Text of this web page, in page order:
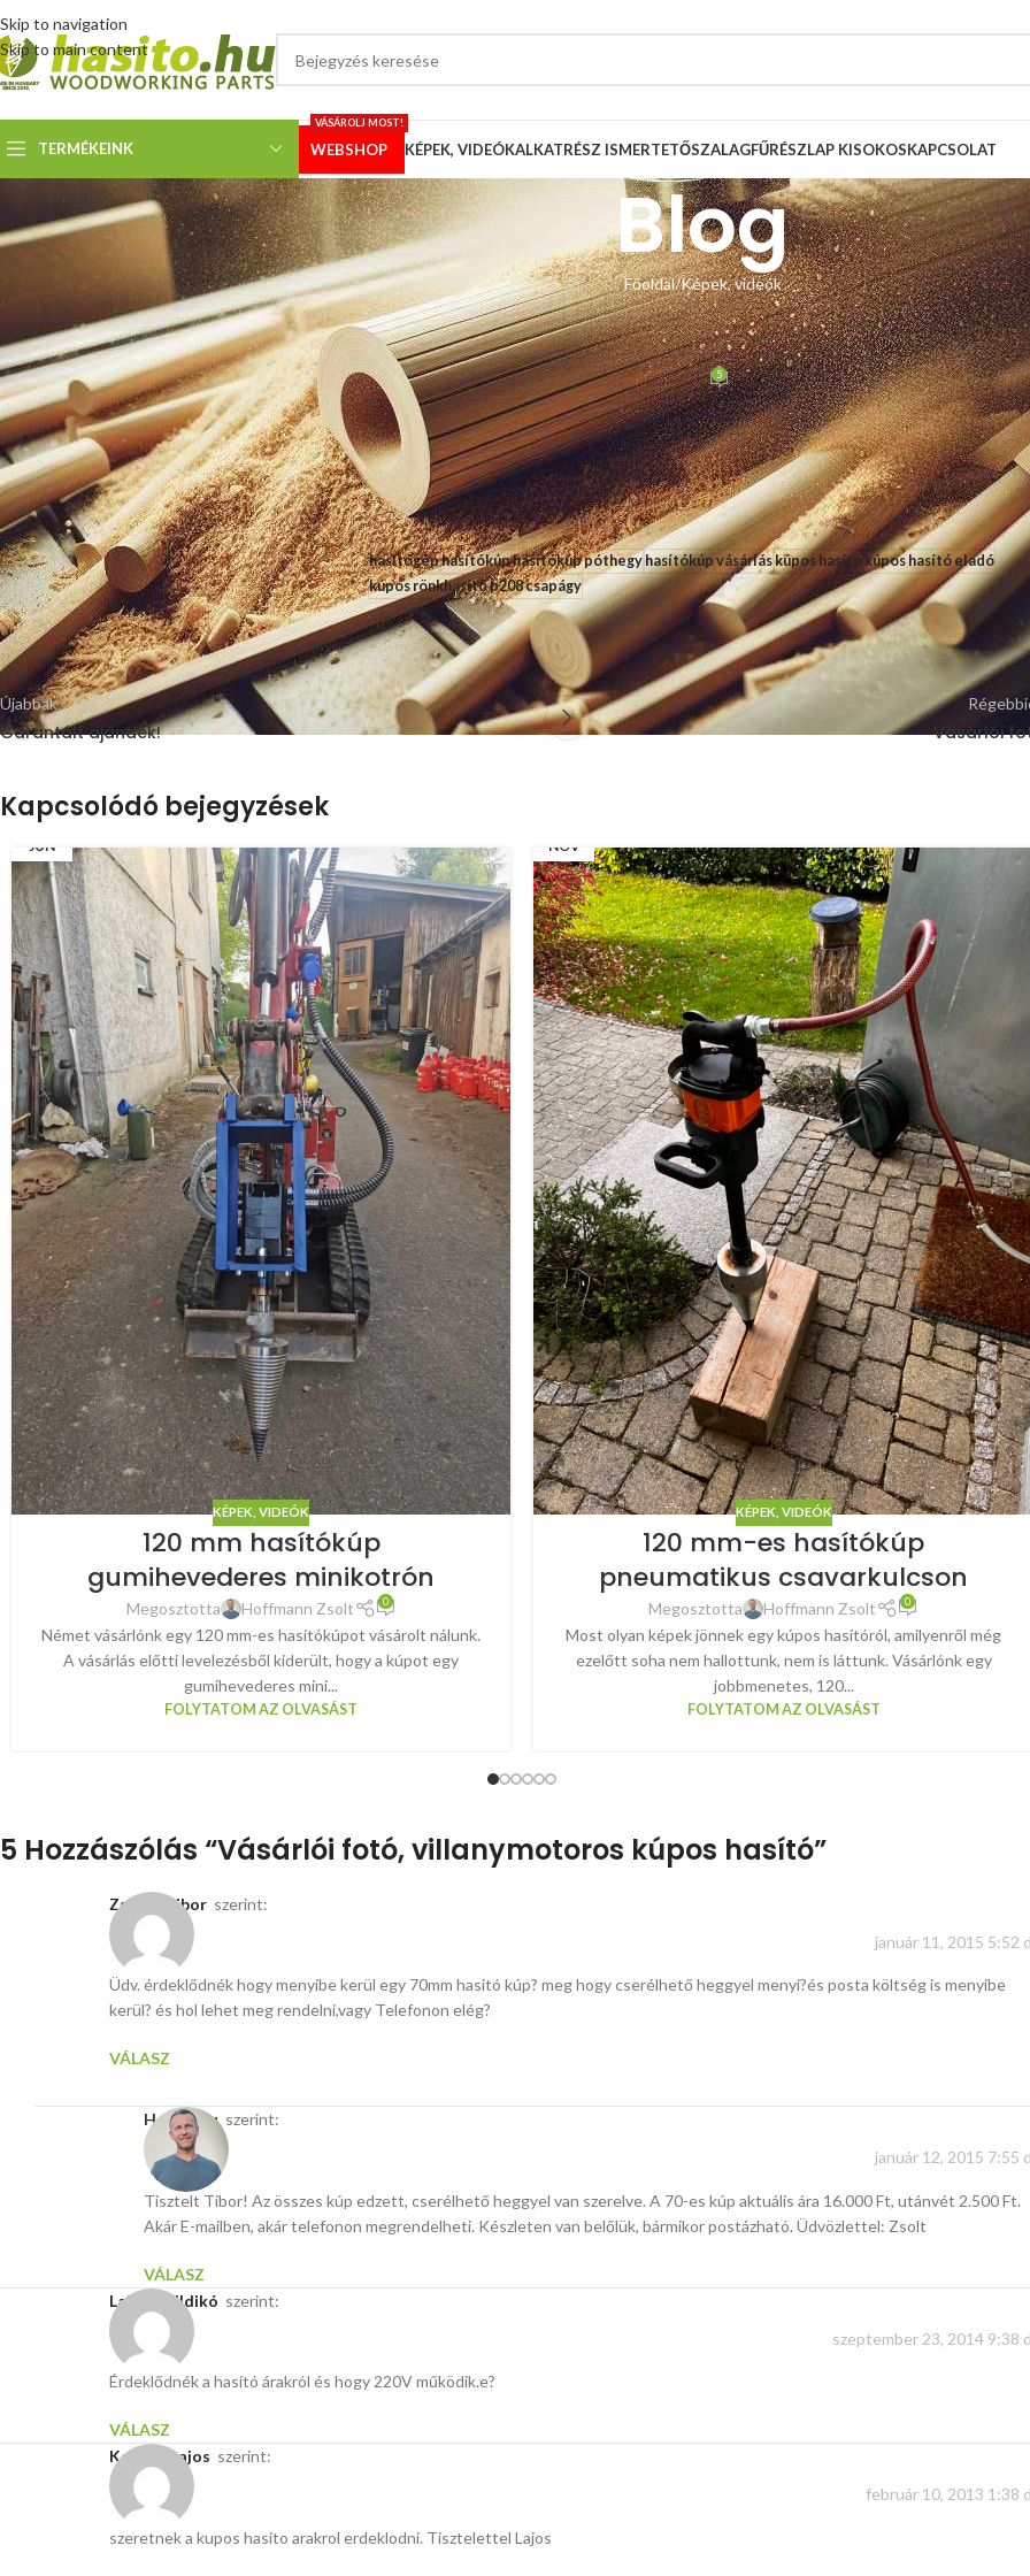
Skip to navigation
Skip to main content
TERMÉKEINK WEBSHOP
VÁSÁROLJ MOST!
KÉPEK, VIDEÓKALKATRÉSZ ISMERTETŐSZALAGFŰRÉSZLAP KISOKOSKAPCSOLAT
Blog
Főoldal Képek, videók
KÉPEK, VIDEÓK
Vásárlói fotó, villanymotoros kúpos hasító
Megosztotta Hoffmann Zsolt Be december 14, 2012 5
70 mm átmérőjű, edzett, cserélhető végű hasítókúp, tengely nyersanyaga és a P208 csapágyak tőlünk, kivitelezés vevő által.
Meghajtás: 3 kW, 3 fázis
hasítógéphasítókúphasítókúp póthegyhasítókúp vásárláskúpos hasítókúpos hasító eladó
kúpos rönkhasítóp208 csapágy
Újabbak
Garantált ajándék! Vásárlói
Kapcsolódó bejegyzések
08
JÚN
KÉPEK, VIDEÓK
120 mm hasítókúp
gumihevederes minikotrón
Megosztotta Hoffmann Zsolt 0
Német vásárlónk egy 120 mm-es hasítókúpot vásárolt nálunk.
A vásárlás előtti levelezésből kiderült, hogy a kúpot egy
gumihevederes mini...
FOLYTATOM AZ OLVASÁST
NOV
KÉPEK, VIDEÓK
120 mm-es hasítókúp
pneumatikus csavarkulcson
Megosztotta Hoffmann Zsolt 0
Most olyan képek jönnek egy kúpos hasítóról, amilyenről még
ezelőtt soha nem hallottunk, nem is láttunk. Vásárlónk egy
jobbmenetes, 120...
FOLYTATOM AZ OLVASÁST
5 Hozzászólás “Vásárlói fotó, villanymotoros kúpos hasító”
Zsinkó Tibor szerint:
január 11, 2015 5:52
Üdv. érdeklődnék hogy menyibe kerül egy 70mm hasitó kúp? meg hogy cserélhető heggyel menyi?és posta költség is menyibe
kerül? és hol lehet meg rendelni,vagy Telefonon elég?
VÁLASZ
Hasito.hu szerint:
január 12, 2015 7:55
Tisztelt Tibor! Az összes kúp edzett, cserélhető heggyel van szerelve. A 70-es kúp aktuális ára 16.000 Ft, utánvét 2.500 Ft.
Akár E-mailben, akár telefonon megrendelheti. Készleten van belőlük, bármikor postázható. Üdvözlettel: Zsolt
VÁLASZ
Lakatos Ildikó szerint:
szeptember 23, 2014 9:38
Érdeklődnék a hasító árakról és hogy 220V működik.e?
VÁLASZ
Kalman Lajos szerint:
február 10, 2013 1:38
szeretnek a kupos hasito arakrol erdeklodni. Tisztelettel Lajos